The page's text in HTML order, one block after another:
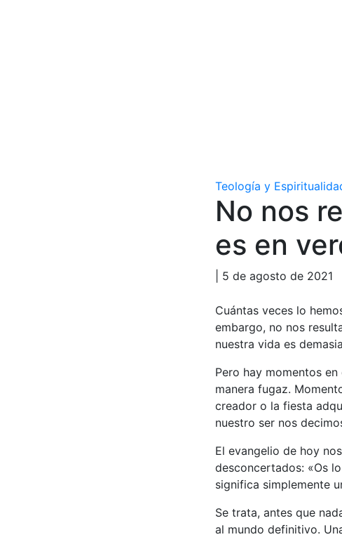
Teología y
No nos
es en
| 5 de agosto de 2021
Cuántas veces lo
embargo, no nos
nuestra vida es
Pero hay momentos
manera fugaz.
creador o la fiesta
nuestro ser nos
El evangelio de hoy
desconcertados: «Os
significa simplemente
Se trata, antes que
al mundo definitivo.